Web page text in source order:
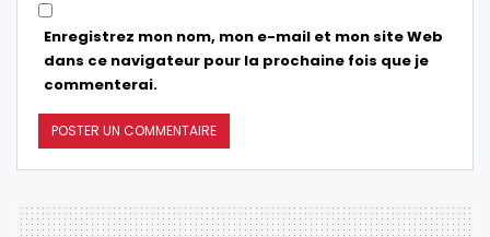
Enregistrez mon nom, mon e-mail et mon site Web
dans ce navigateur pour la prochaine fois que je
commenterai.